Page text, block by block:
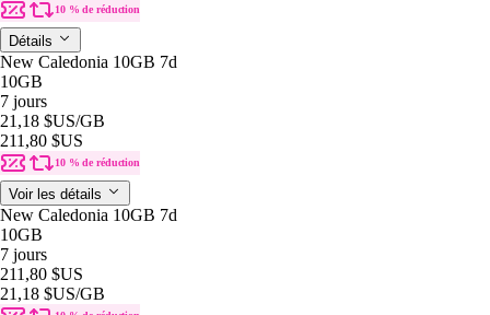
10 % de réduction
Détails
New Caledonia 10GB 7d
10GB
7 jours
21,18 $US/GB
211,80 $US
10 % de réduction
Voir les détails
New Caledonia 10GB 7d
10GB
7 jours
211,80 $US
21,18 $US/GB